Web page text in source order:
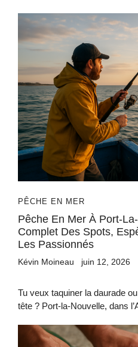
PÊCHE EN MER
Pêche En Mer À Port-
Complet Des Spots,
Les Passionnés
Kévin Moineau juin 12, 2026
Tu veux taquiner la daurade
tête ? Port-la-Nouvelle, dans